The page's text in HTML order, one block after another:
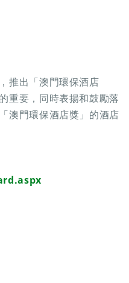
推出「澳門環保酒店
重要，同時表揚和鼓勵落
澳門環保酒店獎」的酒店